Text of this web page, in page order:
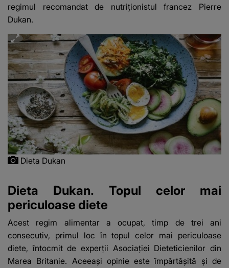
regimul recomandat de nutriţionistul francez Pierre
Dukan.
Dieta Dukan
Dieta Dukan. Topul celor mai
periculoase diete
Acest regim alimentar a ocupat, timp de trei ani
consecutiv, primul loc în topul celor mai periculoase
diete, întocmit de experţii Asociaţiei Dieteticienilor din
Marea Britanie. Aceeaşi opinie este împărtăşită şi de